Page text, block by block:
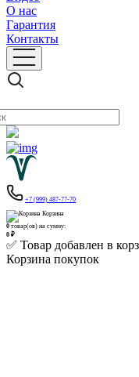
О нас
Гарантия
Контакты
+7 (999) 487-77-70
Корзина
0 товар(ов) на сумму:
0 ₽
✅ Товар добавлен в
Корзина покупок